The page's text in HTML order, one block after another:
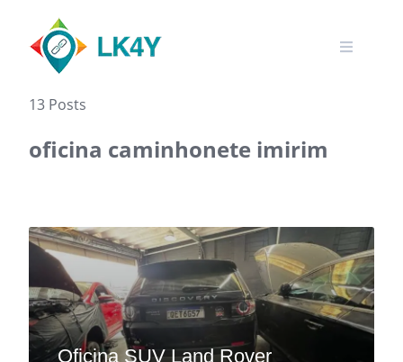
content
13 Posts
oficina caminhonete imirim
Oficina SUV Land Rover